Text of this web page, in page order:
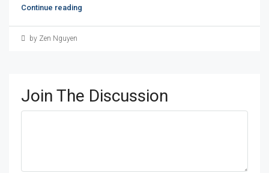
Continue reading
by Zen Nguyen
Join The Discussion